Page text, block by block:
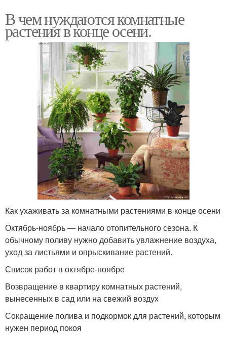
В чем нуждаются комнатные
растения в конце осени.
Как ухаживать за комнатными растениями в конце осени
Октябрь-ноябрь — начало отопительного сезона. К
обычному поливу нужно добавить увлажнение воздуха,
уход за листьями и опрыскивание растений.
Список работ в октябре-ноябре
Возвращение в квартиру комнатных растений,
вынесенных в сад или на свежий воздух
Сокращение полива и подкормок для растений, которым
нужен период покоя